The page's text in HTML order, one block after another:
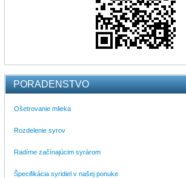
PORADENSTVO
Ošetrovanie mlieka
Rozdelenie syrov
Radíme začínajúcim syrárom
Špecifikácia syridiel v našej ponuke